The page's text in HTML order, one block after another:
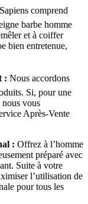
comprend
barbe homme
et à coiffer
bien entretenue,
: Nous accordons
Si, pour une
nous vous
Après-Vente
: Offrez à l’homme
préparé avec
Suite à votre
l’utilisation de
pour tous les